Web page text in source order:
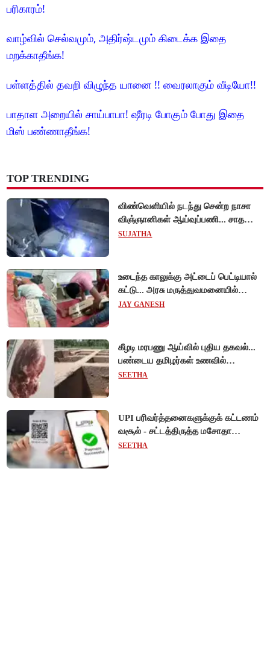
பரிகாரம்!
வாழ்வில் செல்வமும், அதிர்ஷ்டமும் கிடைக்க இதை
மறக்காதீங்க!
பள்ளத்தில் தவறி விழுந்த யானை !! வைரலாகும் வீடியோ!!
பாதாள அறையில் சாய்பாபா! ஷீரடி போகும் போது இதை
மிஸ் பண்ணாதீங்க!
TOP TRENDING
விண்வெளியில் நடந்து சென்ற நாசா
விஞ்ஞானிகள் ஆய்வுப்பணி... சாதனை
!
SUJATHA
உடைந்த காலுக்கு அட்டைப் பெட்டியால்
கட்டு... அரசு மருத்துவமனையில்
விநோத சிகிச்சை... அதிர்ச்சி வீடியோ!
JAY GANESH
கீழடி மரபணு ஆய்வில் புதிய தகவல்...
பண்டைய தமிழர்கள் உணவில்
அதிகளவு இறைச்சி பயன்பாடு!
SEETHA
UPI பரிவர்த்தனைகளுக்குக் கட்டணம்
வசூல் - சட்டத்திருத்த மசோதா
நிறைவேற்றம்!
SEETHA